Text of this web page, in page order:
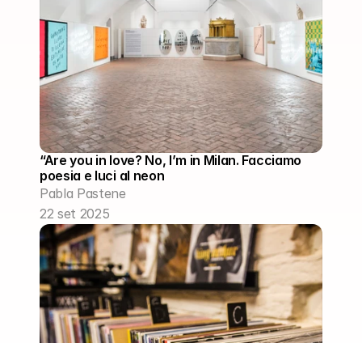
“Are you in love? No, I’m in Milan. Facciamo
poesia e luci al neon
Pabla Pastene
22 set 2025